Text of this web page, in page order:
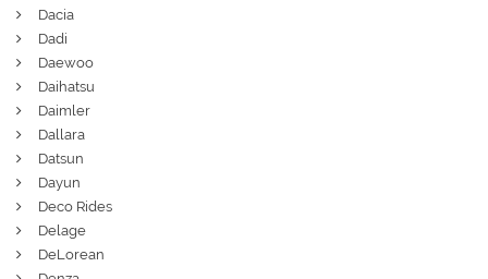
Dacia
Dadi
Daewoo
Daihatsu
Daimler
Dallara
Datsun
Dayun
Deco Rides
Delage
DeLorean